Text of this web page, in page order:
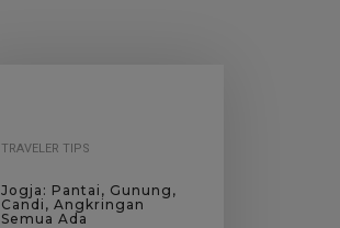
TRAVELER TIPS
Jogja: Pantai, Gunung,
Candi, Angkringan
Semua Ada